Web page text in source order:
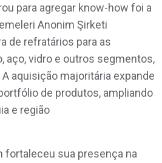
para agregar know-how foi a
Anonim Şirketi
de refratários para as
aço, vidro e outros segmentos,
aquisição majoritária expande
de produtos, ampliando
e região
fortaleceu sua presença na